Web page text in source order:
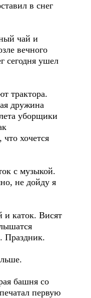
в снег
чай и
вечного
сегодня ушел
трактора.
дружина
уборщики
хочется
с музыкой.
не дойду я
и каток. Висят
Праздник.
башня со
первую